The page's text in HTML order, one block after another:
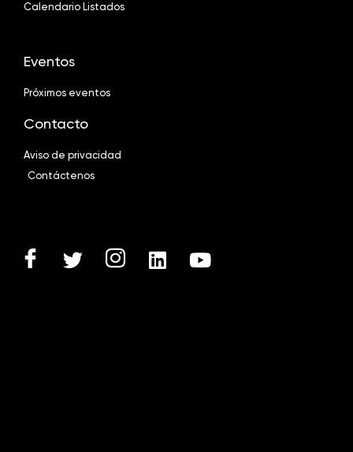
Calendario Listados
Eventos
Próximos eventos
Contacto
Aviso de privacidad
Contáctenos